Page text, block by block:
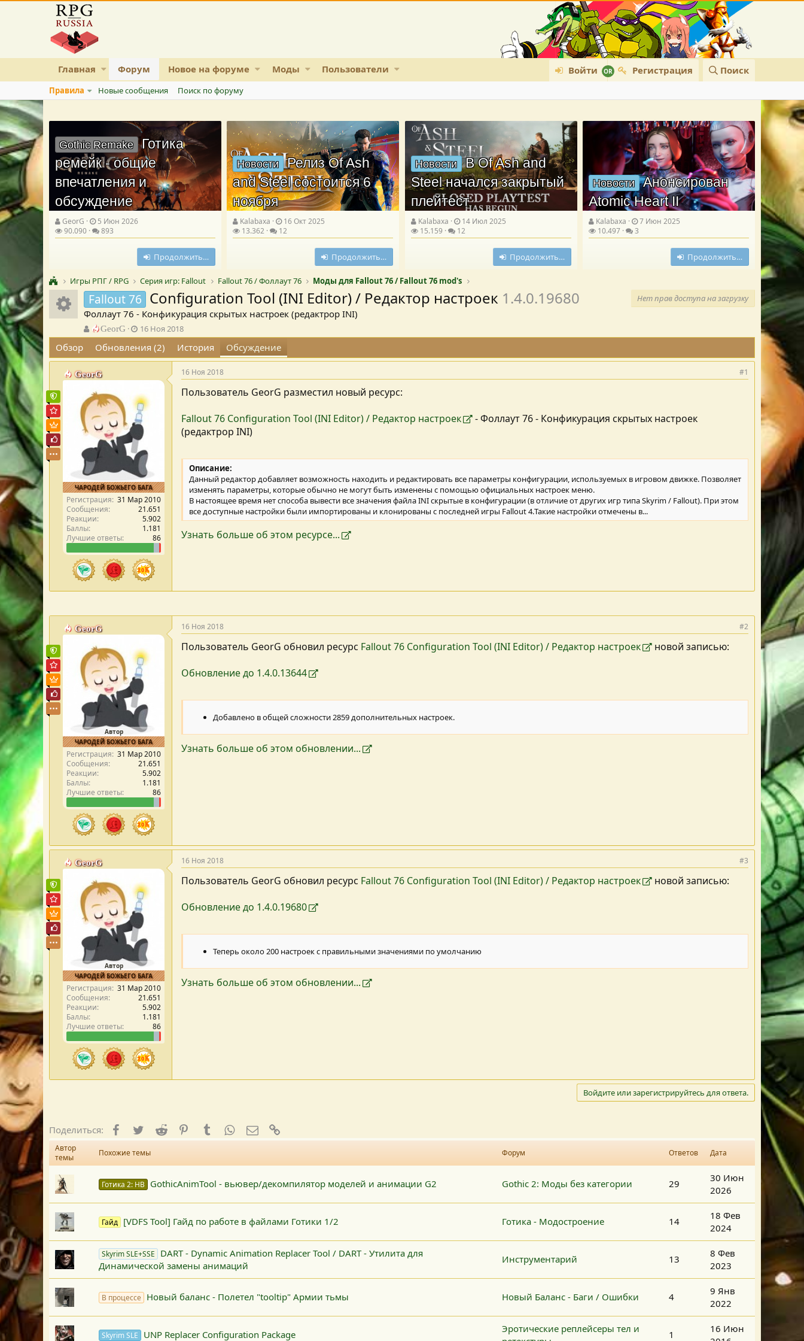
Главная Форум Новое на форуме Моды Пользователи Войти Регистрация Поиск
Правила Новые сообщения Поиск по форуму
Gothic Remake Готика
ремейк - общие
впечатления и
обсуждение
GeorG
5 Июн 2026
90.090
893
Продолжить…
Новости Релиз Of Ash
and Steel состоится 6
ноября
Kalabaxa
16 Окт 2025
13.362
12
Продолжить…
Новости В Of Ash and
Steel начался закрытый
плейтест
Kalabaxa
14 Июл 2025
15.159
12
Продолжить…
Новости Анонсирован
Atomic Heart II
Kalabaxa
7 Июн 2025
10.497
3
Продолжить…
Игры РПГ / RPG Серия игр: Fallout Fallout 76 / Фоллаут 76 Моды для Fallout 76 / Fallout 76 mod's
Иконка ресурса
Fallout 76 Configuration Tool (INI Editor) / Редактор настроек 1.4.0.19680 Нет прав доступа на загрузку
Фоллаут 76 - Конфикурация скрытых настроек (редактрор INI)
А
в
о
р
т
е
м
ы
GeorG
Д
а
т
а
о
з
д
а
н
и
16 Ноя 2018
Обзор Обновления (2) История Обсуждение
GeorG
ЧАРОДЕЙ БОЖЬЕГО БАГА
Команда форума
Администратор форума
Пользователь VIP
Почётный пользователь
Регистрация 31 Мар 2010
Сообщения
21.651
Реакции
5.902
Баллы
1.181
Лучшие ответы
86
16 Ноя 2018 #1
Пользователь GeorG разместил новый ресурс:
Fallout 76 Configuration Tool (INI Editor) / Редактор настроек
- Фоллаут 76 - Конфикурация скрытых настроек
(редактрор INI)
Описание:
Данный редактор добавляет возможность находить и редактировать все параметры конфигурации, используемых в игровом движке. Позволяет
изменять параметры, которые обычно не могут быть изменены с помощью официальных настроек меню.
В настоящее время нет способа вывести все значения файла INI скрытые в конфигурации (в отличие от других игр типа Skyrim / Fallout). При этом
все доступные настройки были импортированы и клонированы с последней игры Fallout 4.Такие настройки отмечены в...
Узнать больше об этом ресурсе...
GeorG
Автор
ЧАРОДЕЙ БОЖЬЕГО БАГА
Команда форума
Администратор форума
Пользователь VIP
Почётный пользователь
Регистрация 31 Мар 2010
Сообщения
21.651
Реакции
5.902
Баллы
1.181
Лучшие ответы
86
16 Ноя 2018 #2
Пользователь GeorG обновил ресурс Fallout 76 Configuration Tool (INI Editor) / Редактор настроек
новой записью:
Обновление до 1.4.0.13644
Добавлено в общей сложности 2859 дополнительных настроек.
Узнать больше об этом обновлении...
GeorG
Автор
ЧАРОДЕЙ БОЖЬЕГО БАГА
Команда форума
Администратор форума
Пользователь VIP
Почётный пользователь
Регистрация 31 Мар 2010
Сообщения
21.651
Реакции
5.902
Баллы
1.181
Лучшие ответы
86
16 Ноя 2018 #3
Пользователь GeorG обновил ресурс Fallout 76 Configuration Tool (INI Editor) / Редактор настроек
новой записью:
Обновление до 1.4.0.19680
Теперь около 200 настроек с правильными значениями по умолчанию
Узнать больше об этом обновлении...
Войдите или зарегистрируйтесь для ответа.
Поделиться: Facebook
TwitterReddit PinterestTumblrWhatsApp
E-mail
Автор
темы
Похожие темы Форум Ответов Дата
Готика 2: НВ GothicAnimTool - вьювер/декомпилятор моделей и анимации G2 Gothic 2: Моды без категории 29
30 Июн
2026
Гайд [VDFS Tool] Гайд по работе в файлами Готики 1/2 Готика - Модостроение 14
18 Фев
2024
Skyrim SLE+SSE
DART - Dynamic Animation Replacer Tool / DART - Утилита для
Динамической замены анимаций
Инструментарий 13
8 Фев
2023
В процессе Новый баланс - Полетел "tooltip" Армии тьмы Новый Баланс - Баги / Ошибки 4
9 Янв
2022
Skyrim SLE UNP Replacer Configuration Package
Эротические реплейсеры тел и
1
16 Июн